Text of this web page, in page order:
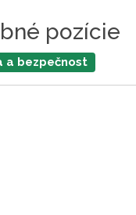
pozície
a bezpečnost